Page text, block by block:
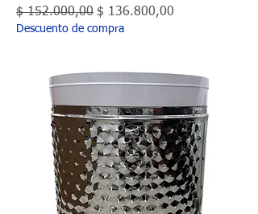
Precio
$ 152.000,00 Precio de oferta
$ 136.800,00
Descuento de compra